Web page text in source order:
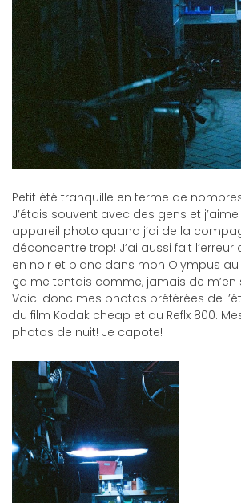
Petit été tranquille en terme de
J’étais souvent avec des gens et
appareil photo quand j’ai de la
déconcentre trop! J’ai aussi fait
en noir et blanc dans mon Olympus au
ça me tentais comme, jamais de m’en
Voici donc mes photos préférées de
du film Kodak cheap et du Reflx 800.
photos de nuit! Je capote!